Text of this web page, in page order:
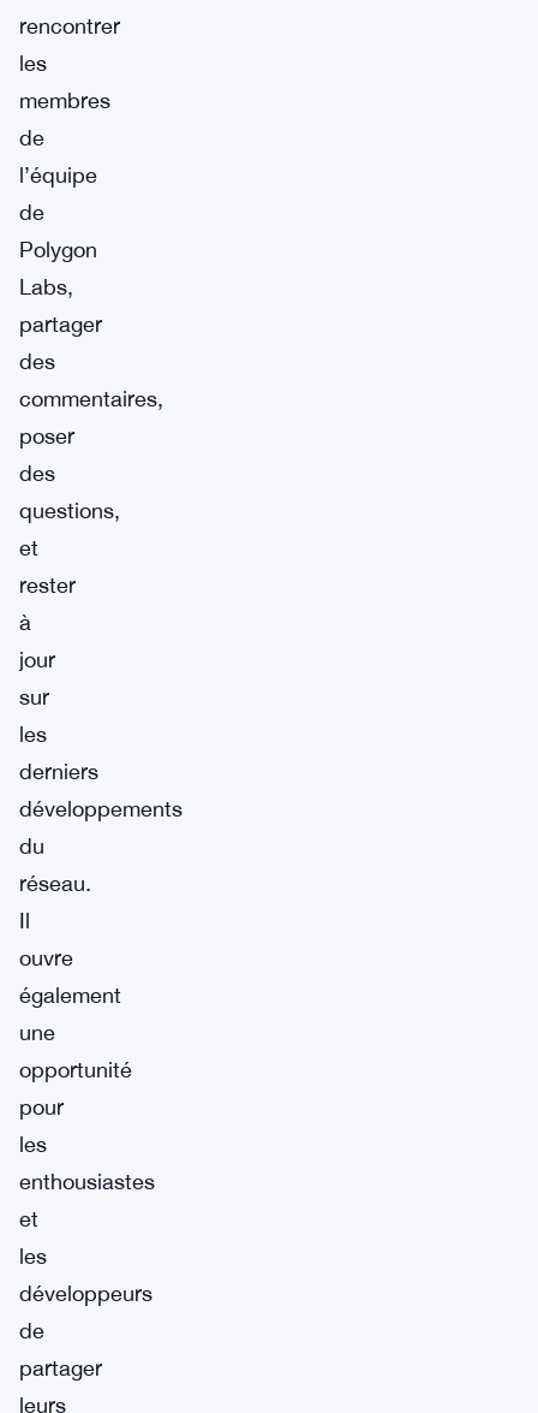
rencontrer
les
membres
de
l’équipe
de
Polygon
Labs,
partager
des
commentaires,
poser
des
questions,
et
rester
à
jour
sur
les
derniers
développements
du
réseau.
Il
ouvre
également
une
opportunité
pour
les
enthousiastes
et
les
développeurs
de
partager
leurs